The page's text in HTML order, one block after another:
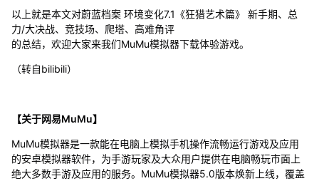
以上就是本文对蔚蓝档案 环境变化7.1《狂猎艺术篇》 新手期、总
力/大决战、竞技场、爬塔、高难角评
的总结，欢迎大家来我们MuMu模拟器下载体验游戏。
（转自bilibili）
【关于网易MuMu】
MuMu模拟器是一款能在电脑上模拟手机操作流畅运行游戏及应用
的安卓模拟器软件，为手游玩家及大众用户提供在电脑畅玩市面上
绝大多数手游及应用的服务。MuMu模拟器5.0版本焕新上线，覆盖